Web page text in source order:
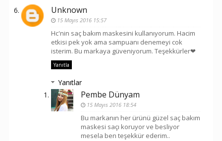
Unknown
15 Mayıs 2016 15:57
Hc'nin saç bakım maskesini kullanıyorum. Hacim
etkisi pek yok ama sampuanı denemeyi cok
isterim. Bu markaya güveniyorum. Teşekkürler❤
Yanıtla
Yanıtlar
Pembe Dünyam
15 Mayıs 2016 18:54
Bu markanın her ürünü güzel saç bakım
maskesi saçı koruyor ve besliyor
mesela ben teşekkür ederim..